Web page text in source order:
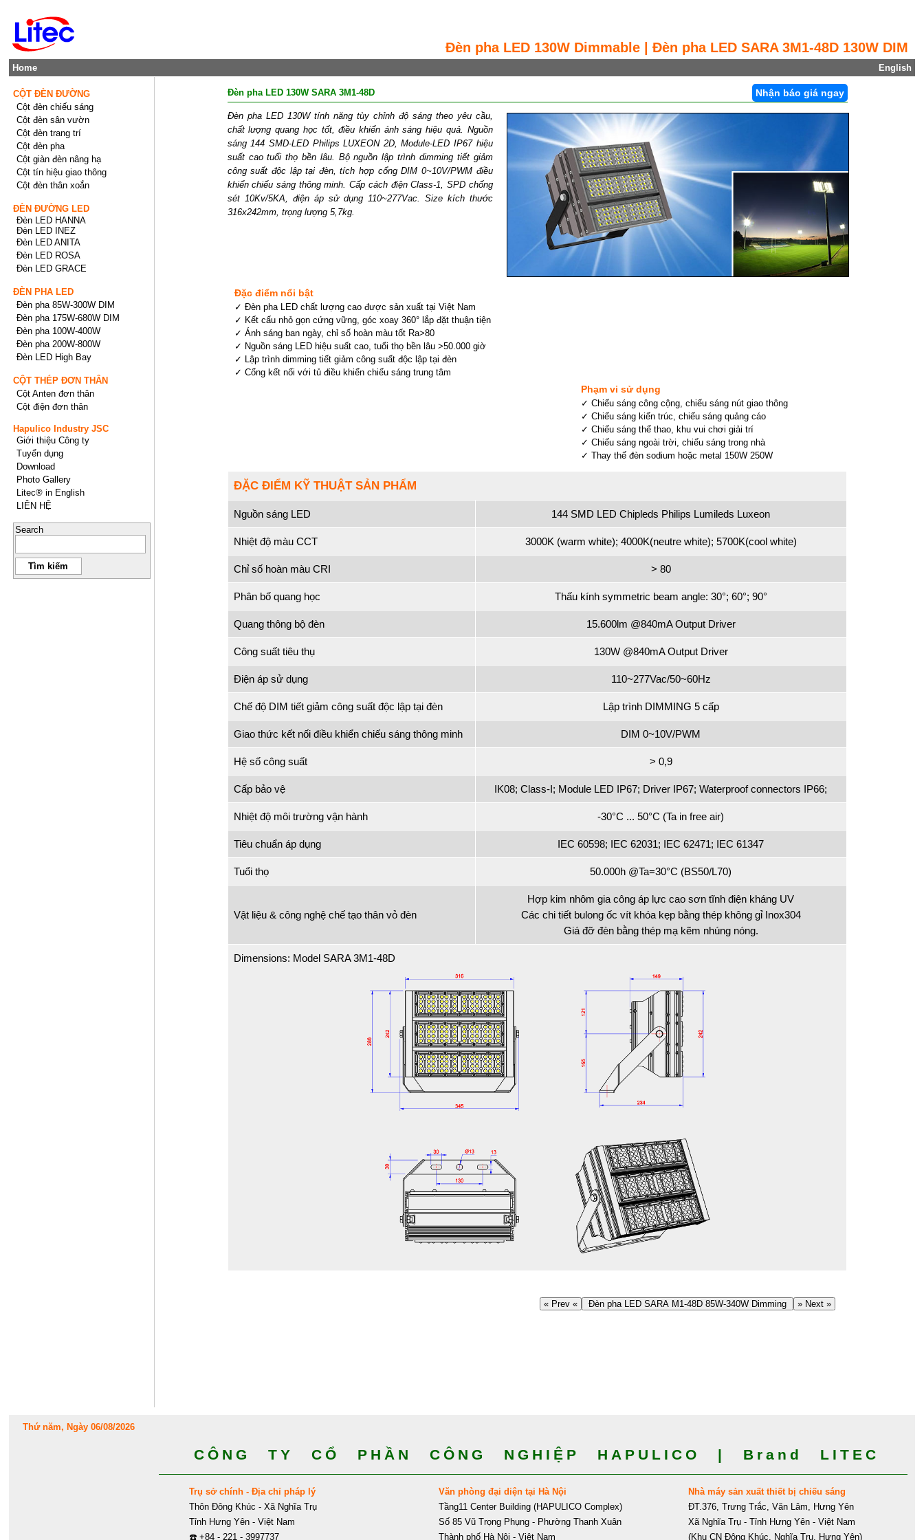
Đèn pha LED 130W Dimmable | Đèn pha LED SARA 3M1-48D 130W DIM
Home English
Nhận báo giá ngay
Đèn pha LED 130W SARA 3M1-48D
Đèn pha LED 130W tính năng tùy chỉnh độ sáng theo yêu cầu,
chất lượng quang học tốt, điều khiển ánh sáng hiệu quả. Nguồn
sáng 144 SMD-LED Philips LUXEON 2D, Module-LED IP67 hiệu
suất cao tuổi thọ bền lâu. Bộ nguồn lập trình dimming tiết giảm
công suất độc lập tại đèn, tích hợp cổng DIM 0~10V/PWM điều
khiển chiếu sáng thông minh. Cấp cách điện Class-1, SPD chống
sét 10Kv/5KA, điện áp sử dụng 110~277Vac. Size kích thước
316x242mm, trọng lượng 5,7kg.
Đặc điểm nổi bật
✓ Đèn pha LED chất lượng cao được sản xuất tại Việt Nam
✓ Kết cấu nhỏ gọn cứng vững, góc xoay 360° lắp đặt thuận tiện
✓ Ánh sáng ban ngày, chỉ số hoàn màu tốt Ra>80
✓ Nguồn sáng LED hiệu suất cao, tuổi thọ bền lâu >50.000 giờ
✓ Lập trình dimming tiết giảm công suất độc lập tại đèn
✓ Cổng kết nối với tủ điều khiển chiếu sáng trung tâm
Phạm vi sử dụng
✓ Chiếu sáng công cộng, chiếu sáng nút giao thông
✓ Chiếu sáng kiến trúc, chiếu sáng quảng cáo
✓ Chiếu sáng thể thao, khu vui chơi giải trí
✓ Chiếu sáng ngoài trời, chiếu sáng trong nhà
✓ Thay thế đèn sodium hoặc metal 150W 250W
ĐẶC ĐIỂM KỸ THUẬT SẢN PHẨM
Nguồn sáng LED 144 SMD LED Chipleds Philips Lumileds Luxeon
Nhiệt độ màu CCT 3000K (warm white); 4000K(neutre white); 5700K(cool white)
Chỉ số hoàn màu CRI > 80
Phân bố quang học Thấu kính symmetric beam angle: 30°; 60°; 90°
Quang thông bộ đèn 15.600lm @840mA Output Driver
Công suất tiêu thụ 130W @840mA Output Driver
Điện áp sử dụng 110~277Vac/50~60Hz
Chế độ DIM tiết giảm công suất độc lập tại đèn Lập trình DIMMING 5 cấp
Giao thức kết nối điều khiển chiếu sáng thông minh DIM 0~10V/PWM
Hệ số công suất > 0,9
Cấp bảo vệ IK08; Class-I; Module LED IP67; Driver IP67; Waterproof connectors IP66;
Nhiệt độ môi trường vận hành -30°C ... 50°C (Ta in free air)
Tiêu chuẩn áp dụng IEC 60598; IEC 62031; IEC 62471; IEC 61347
Tuổi thọ 50.000h @Ta=30°C (BS50/L70)
Vật liệu & công nghệ chế tạo thân vỏ đèn
Hợp kim nhôm gia công áp lực cao sơn tĩnh điện kháng UV
Các chi tiết bulong ốc vít khóa kẹp bằng thép không gỉ Inox304
Giá đỡ đèn bằng thép mạ kẽm nhúng nóng.
Dimensions: Model SARA 3M1-48D
« Prev « Đèn pha LED SARA M1-48D 85W-340W Dimming » Next »
CỘT ĐÈN ĐƯỜNG
Cột đèn chiếu sáng
Cột đèn sân vườn
Cột đèn trang trí
Cột đèn pha
Cột giàn đèn nâng hạ
Cột tín hiệu giao thông
Cột đèn thân xoắn
ĐÈN ĐƯỜNG LED
Đèn LED HANNA
Đèn LED INEZ
Đèn LED ANITA
Đèn LED ROSA
Đèn LED GRACE
ĐÈN PHA LED
Đèn pha 85W-300W DIM
Đèn pha 175W-680W DIM
Đèn pha 100W-400W
Đèn pha 200W-800W
Đèn LED High Bay
CỘT THÉP ĐƠN THÂN
Cột Anten đơn thân
Cột điện đơn thân
Hapulico Industry JSC
Giới thiệu Công ty
Tuyển dụng
Download
Photo Gallery
Litec® in English
LIÊN HỆ
Search
Thứ năm, Ngày 06/08/2026
CÔNG TY CỔ PHẦN CÔNG NGHIỆP HAPULICO | Brand LITEC
Trụ sở chính - Địa chỉ pháp lý
Thôn Đông Khúc - Xã Nghĩa Trụ
Tỉnh Hưng Yên - Việt Nam
☎️ +84 - 221 - 3997737
Văn phòng đại diện tại Hà Nội
Tầng11 Center Building (HAPULICO Complex)
Số 85 Vũ Trọng Phụng - Phường Thanh Xuân
Thành phố Hà Nội - Việt Nam
Nhà máy sản xuất thiết bị chiếu sáng
ĐT.376, Trưng Trắc, Văn Lâm, Hưng Yên
Xã Nghĩa Trụ - Tỉnh Hưng Yên - Việt Nam
(Khu CN Đông Khúc, Nghĩa Trụ, Hưng Yên)